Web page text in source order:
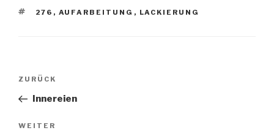
SCHLAGWÖRTER
276 , AUFARBEITUNG , LACKIERUNG
Beitragsnavigation
Vorheriger
Beitrag
ZURÜCK
Innereien
Nächster
WEITER